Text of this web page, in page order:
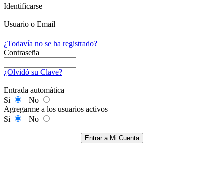
Identificarse
Usuario o Email
¿Todavía no se ha registrado?
Contraseña
¿Olvidó su Clave?
Entrada automática
Si
No
Agregarme a los usuarios activos
Si
No
Entrar a Mi Cuenta